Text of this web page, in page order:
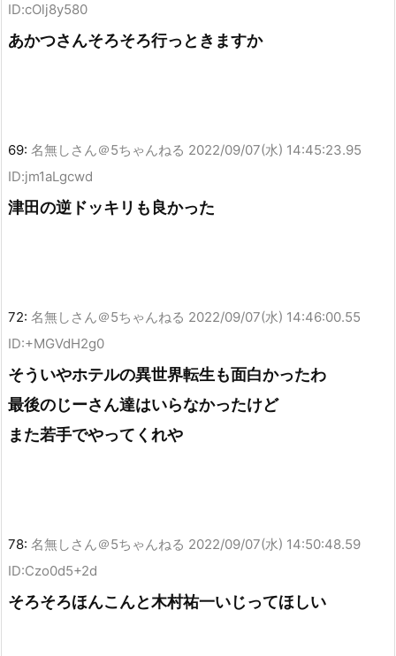
ID:cOlj8y580
あかつさんそろそろ行っときますか
69: 名無しさん＠5ちゃんねる 2022/09/07(水) 14:45:23.95
ID:jm1aLgcwd
津田の逆ドッキリも良かった
72: 名無しさん＠5ちゃんねる 2022/09/07(水) 14:46:00.55
ID:+MGVdH2g0
そういやホテルの異世界転生も面白かったわ
最後のじーさん達はいらなかったけど
また若手でやってくれや
78: 名無しさん＠5ちゃんねる 2022/09/07(水) 14:50:48.59
ID:Czo0d5+2d
そろそろほんこんと木村祐一いじってほしい